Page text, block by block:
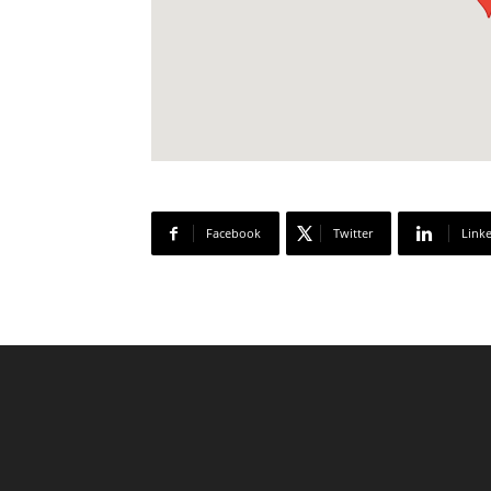
Facebook Twitter